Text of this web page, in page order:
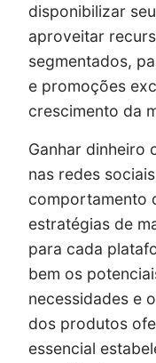
disponibilizar
aproveitar
segmentados,
e promoções
crescimento da
Ganhar dinheiro
nas redes
comportamento
estratégias de
para cada
bem os
necessidades e
dos produtos
essencial